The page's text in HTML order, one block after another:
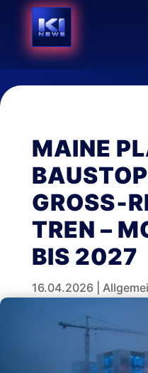
MAINE
REN –
IS 2027
16.04.2026|